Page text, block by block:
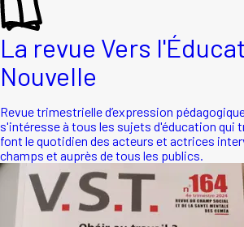
La revue Vers
Nouvelle
Revue trimestrielle d’expression
s'intéresse à tous les sujets d'éducation qui
font le quotidien des acteurs et actrices
champs et auprès de tous les publics.